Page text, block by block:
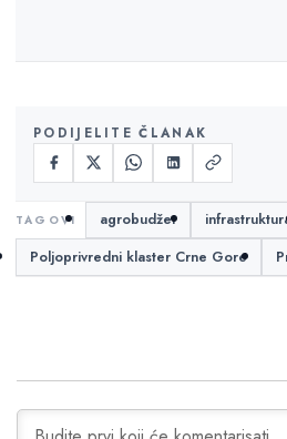
PODIJELITE ČLANAK
agrobudžet
Poljoprivredni klaster Crne Gore